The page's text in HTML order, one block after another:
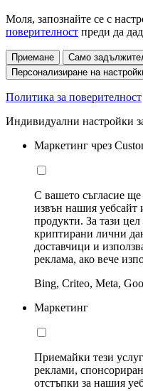
Моля, запознайте се с
поверителност преди да
Приемане
Само
Персонализиране на
Политика за поверителност
Индивидуални настройки
Маркетинг чрез
С вашето съгласие
извън нашия уебсайт
продукти. За тази
криптирани лични
доставчици и
реклама, ако вече
Bing, Criteo, Meta,
Маркетинг
Приемайки тези
реклами,
отстъпки за нашия